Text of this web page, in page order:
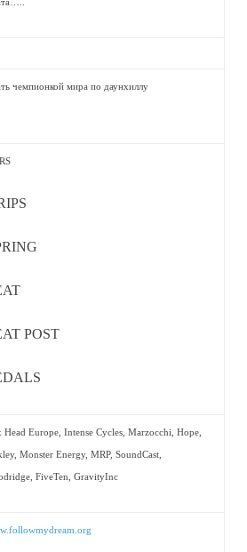
чемпионкой мира по даунхиллу
POST
Head Europe, Intense Cycles, Marzocchi, Hope,
Monster Energy, MRP, SoundCast,
FiveTen, GravityInc